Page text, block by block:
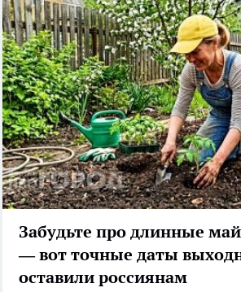
Забудьте про длинные
— вот точные даты
оставили россиянам